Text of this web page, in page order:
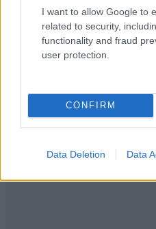
I want to allow Google to
related to security,
functionality and fraud
user protection.
CONFIRM
Data Deletion Data
και μάθετε πρώτοι